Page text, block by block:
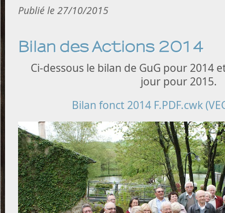
Publié le 27/10/2015
Bilan des Actions 2014
Ci-dessous le bilan de GuG pour 2014
jour pour 2015.
Bilan fonct 2014 F.PDF.cwk